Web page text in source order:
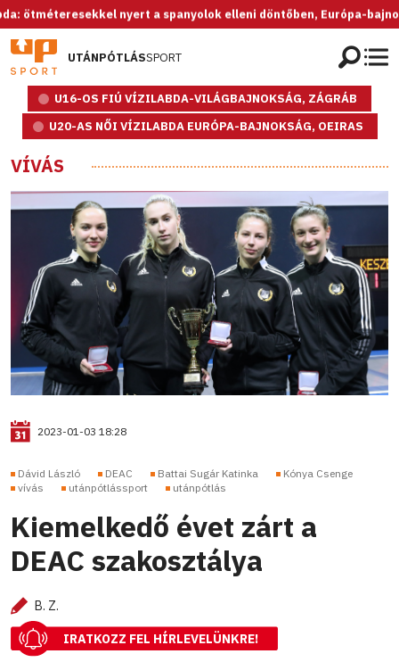
nyert a spanyolok elleni döntőben, Európa-bajnok az
UTÁNPÓTLÁSSPORT
U16-OS FIÚ VÍZILABDA-VILÁGBAJNOKSÁG, ZÁGRÁB
U20-AS NŐI VÍZILABDA EURÓPA-BAJNOKSÁG, OEIRAS
VÍVÁS
2023-01-03 18:28
Dávid László DEAC Battai Sugár Katinka
Kónya Csenge
vívás
utánpótlássport utánpótlás
Kiemelkedő évet zárt a
DEAC szakosztálya
B. Z.
IRATKOZZ FEL HÍRLEVELÜNKRE!